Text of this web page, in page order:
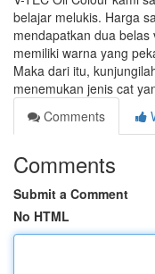
belajar melukis. Harga
mendapatkan dua
memiliki warna yang
Maka dari itu,
menemukan jenis cat
Comments
Comments
Submit a Comment
No HTML